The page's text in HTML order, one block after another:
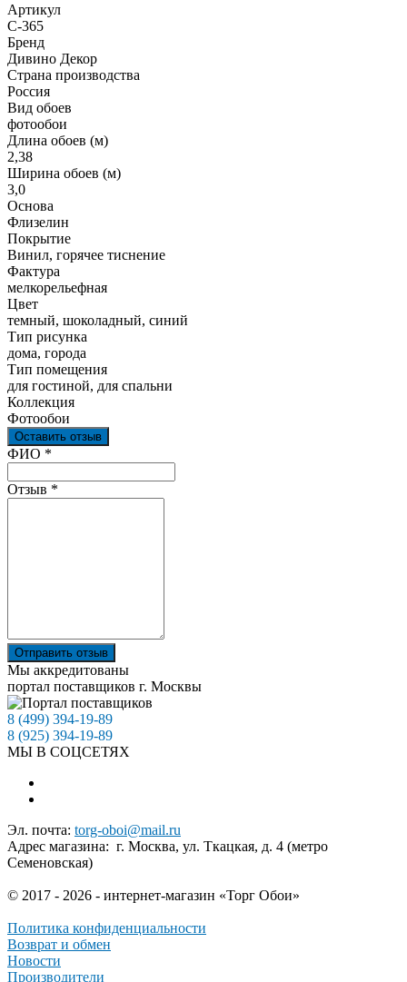
Артикул
C-365
Бренд
Дивино Декор
Страна производства
Россия
Вид обоев
фотообои
Длина обоев (м)
2,38
Ширина обоев (м)
3,0
Основа
Флизелин
Покрытие
Винил, горячее тиснение
Фактура
мелкорельефная
Цвет
темный, шоколадный, синий
Тип рисунка
дома, города
Тип помещения
для гостиной, для спальни
Коллекция
Фотообои
Оставить отзыв
Ваш отзыв был отправлен!
ФИО *
Отзыв *
Отправить отзыв
Мы аккредитованы
портал поставщиков г. Москвы
8 (499) 394-19-89
8 (925) 394-19-89
МЫ В СОЦСЕТЯХ
Эл. почта: torg-oboi@mail.ru
Адрес магазина: г. Москва, ул. Ткацкая, д. 4 (метро
Семеновская)
© 2017 - 2026 - интернет-магазин «Торг Обои»
Политика конфиденциальности
Возврат и обмен
Новости
Производители